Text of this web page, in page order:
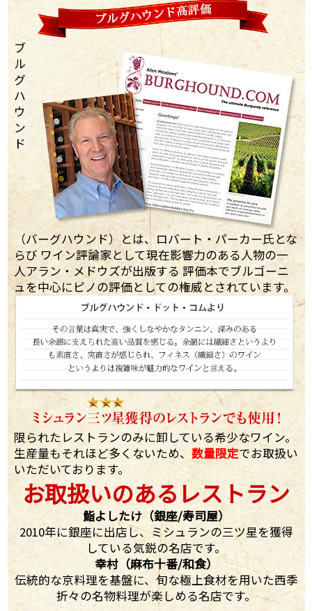
ブ
ル
グ
ハ
ウ
ン
ド
（バーグハウンド）とは、ロバート・パーカー氏とな
らび ワイン評論家として現在影響力のある人物の一
人アラン・メドウズが出版する 評価本でブルゴーニ
ュを中心にピノの評価としての権威とされています。
限られたレストランのみに卸している希少なワイン。
生産量もそれほど多くないため、数量限定でお取扱い
いただいております。
お取扱いのあるレストラン
鮨よしたけ（銀座/寿司屋）
2010年に銀座に出店し、ミシュランの三ツ星を獲得
している気鋭の名店です。
幸村（麻布十番/和食）
伝統的な京料理を基盤に、旬な極上食材を用いた西季
折々の名物料理が楽しめる名店です。